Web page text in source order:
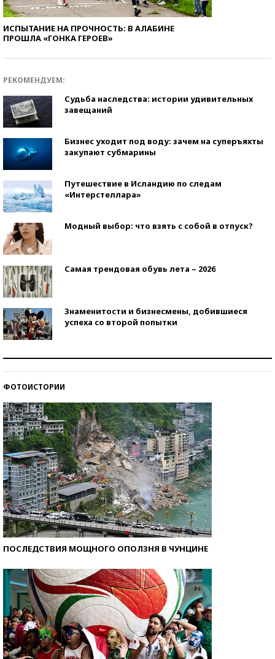
ИСПЫТАНИЕ НА ПРОЧНОСТЬ: В АЛАБИНЕ
ПРОШЛА «ГОНКА ГЕРОЕВ»
РЕКОМЕНДУЕМ:
Судьба наследства: истории удивительных
завещаний
Бизнес уходит под воду: зачем на суперъяхты
закупают субмарины
Путешествие в Исландию по следам
«Интерстеллара»
Модный выбор: что взять с собой в отпуск?
Самая трендовая обувь лета – 2026
Знаменитости и бизнесмены, добившиеся
успеха со второй попытки
ФОТОИСТОРИИ
ПОСЛЕДСТВИЯ МОЩНОГО ОПОЛЗНЯ В ЧУНЦИНЕ